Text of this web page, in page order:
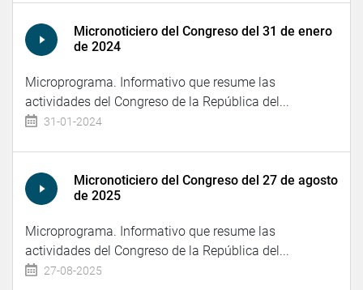
Micronoticiero del Congreso del 31 de enero
de 2024
Microprograma. Informativo que resume las
actividades del Congreso de la República del...
31-01-2024
Micronoticiero del Congreso del 27 de agosto
de 2025
Microprograma. Informativo que resume las
actividades del Congreso de la República del...
27-08-2025